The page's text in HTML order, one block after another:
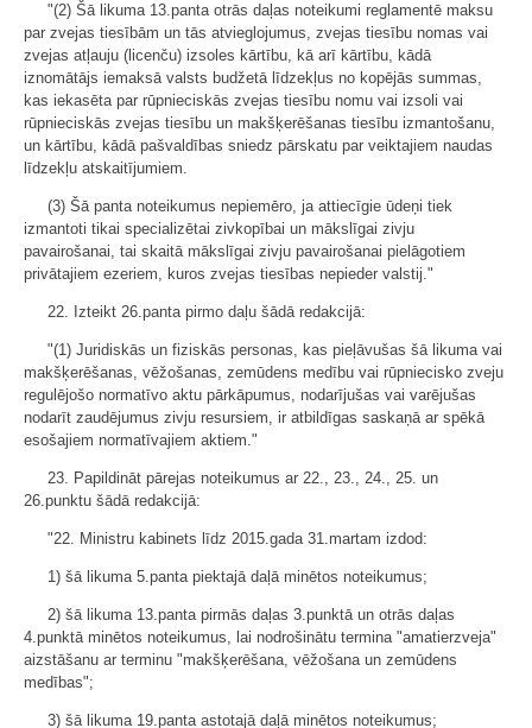
"(2) Šā likuma 13.panta otrās daļas noteikumi reglamentē maksu
par zvejas tiesībām un tās atvieglojumus, zvejas tiesību nomas vai
zvejas atļauju (licenču) izsoles kārtību, kā arī kārtību, kādā
iznomātājs iemaksā valsts budžetā līdzekļus no kopējās summas,
kas iekasēta par rūpnieciskās zvejas tiesību nomu vai izsoli vai
rūpnieciskās zvejas tiesību un makšķerēšanas tiesību izmantošanu,
un kārtību, kādā pašvaldības sniedz pārskatu par veiktajiem naudas
līdzekļu atskaitījumiem.
(3) Šā panta noteikumus nepiemēro, ja attiecīgie ūdeņi tiek
izmantoti tikai specializētai zivkopībai un mākslīgai zivju
pavairošanai, tai skaitā mākslīgai zivju pavairošanai pielāgotiem
privātajiem ezeriem, kuros zvejas tiesības nepieder valstij."
22. Izteikt 26.panta pirmo daļu šādā redakcijā:
"(1) Juridiskās un fiziskās personas, kas pieļāvušas šā likuma vai
makšķerēšanas, vēžošanas, zemūdens medību vai rūpniecisko zveju
regulējošo normatīvo aktu pārkāpumus, nodarījušas vai varējušas
nodarīt zaudējumus zivju resursiem, ir atbildīgas saskaņā ar spēkā
esošajiem normatīvajiem aktiem."
23. Papildināt pārejas noteikumus ar 22., 23., 24., 25. un
26.punktu šādā redakcijā:
"22. Ministru kabinets līdz 2015.gada 31.martam izdod:
1) šā likuma 5.panta piektajā daļā minētos noteikumus;
2) šā likuma 13.panta pirmās daļas 3.punktā un otrās daļas
4.punktā minētos noteikumus, lai nodrošinātu termina "amatierzveja"
aizstāšanu ar terminu "makšķerēšana, vēžošana un zemūdens
medības";
3) šā likuma 19.panta astotajā daļā minētos noteikumus;